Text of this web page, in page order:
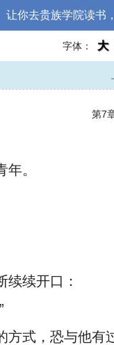
让你去贵族学院读书
字体： 大
第7
。
续续开口：
式，恐与他有